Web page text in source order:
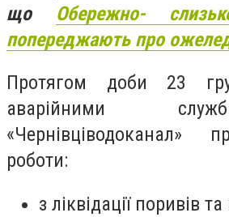
що Обережно-
попереджають про
Протягом доби 23
аварійними
«Чернівціводоканал»
роботи:
з ліквідації поривів